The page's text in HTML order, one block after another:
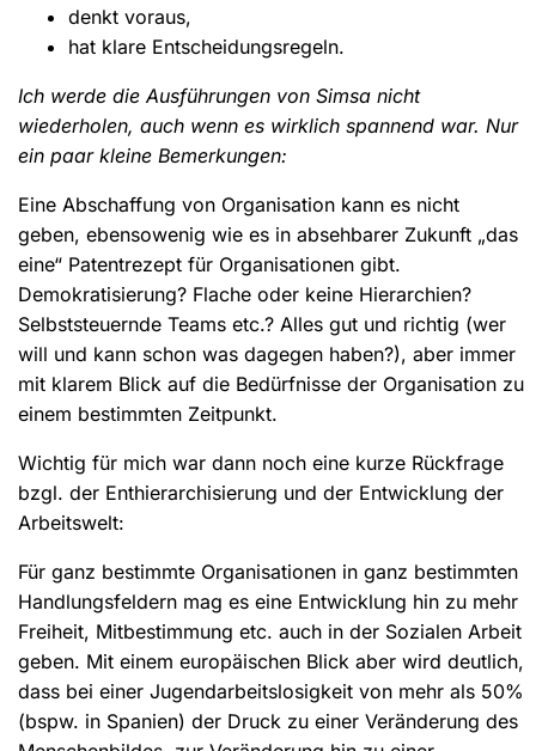
denkt voraus,
hat klare Entscheidungsregeln.
Ich werde die Ausführungen von Simsa nicht
wiederholen, auch wenn es wirklich spannend war. Nur
ein paar kleine Bemerkungen:
Eine Abschaffung von Organisation kann es nicht
geben, ebensowenig wie es in absehbarer Zukunft „das
eine“ Patentrezept für Organisationen gibt.
Demokratisierung? Flache oder keine Hierarchien?
Selbststeuernde Teams etc.? Alles gut und richtig (wer
will und kann schon was dagegen haben?), aber immer
mit klarem Blick auf die Bedürfnisse der Organisation zu
einem bestimmten Zeitpunkt.
Wichtig für mich war dann noch eine kurze Rückfrage
bzgl. der Enthierarchisierung und der Entwicklung der
Arbeitswelt:
Für ganz bestimmte Organisationen in ganz bestimmten
Handlungsfeldern mag es eine Entwicklung hin zu mehr
Freiheit, Mitbestimmung etc. auch in der Sozialen Arbeit
geben. Mit einem europäischen Blick aber wird deutlich,
dass bei einer Jugendarbeitslosigkeit von mehr als 50%
(bspw. in Spanien) der Druck zu einer Veränderung des